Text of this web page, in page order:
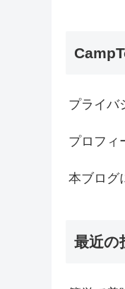
プライバ
プロフィ
本ブログ
最近の